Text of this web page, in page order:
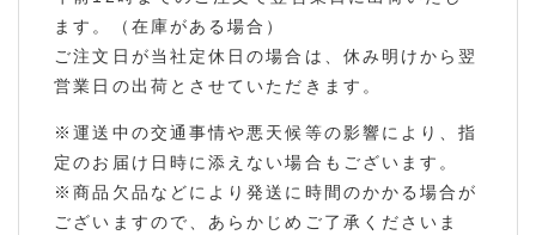
ます。（在庫がある場合）
ご注文日が当社定休日の場合は、休み明けから翌
営業日の出荷とさせていただきます。
※運送中の交通事情や悪天候等の影響により、指
定のお届け日時に添えない場合もございます。
※商品欠品などにより発送に時間のかかる場合が
ございますので、あらかじめご了承くださいま